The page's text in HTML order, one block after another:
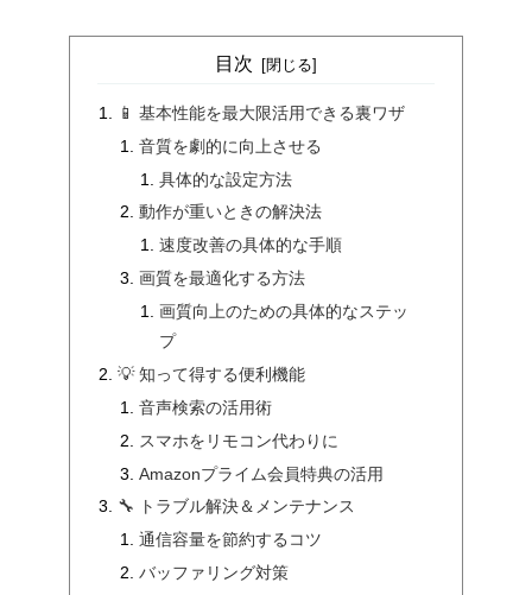
目次
📱 基本性能を最大限活用できる裏ワザ
音質を劇的に向上させる
具体的な設定方法
動作が重いときの解決法
速度改善の具体的な手順
画質を最適化する方法
画質向上のための具体的なステッ
プ
💡 知って得する便利機能
音声検索の活用術
スマホをリモコン代わりに
Amazonプライム会員特典の活用
🔧 トラブル解決＆メンテナンス
通信容量を節約するコツ
バッファリング対策